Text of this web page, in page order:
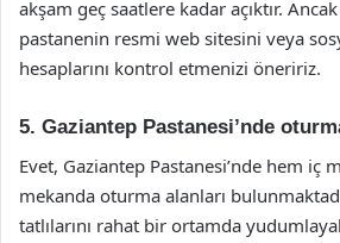
akşam geç saatlere kadar açıktır.
pastanenin resmi web sitesini veya
hesaplarını kontrol etmenizi öneririz.
5. Gaziantep Pastanesi’nde
Evet, Gaziantep Pastanesi’nde hem iç
mekanda oturma alanları
tatlılarını rahat bir ortamda